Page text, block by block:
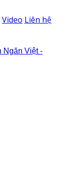
Video Liên hệ